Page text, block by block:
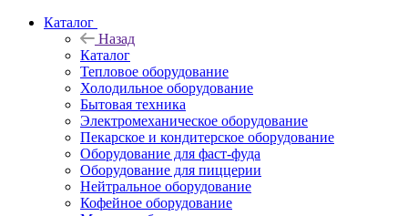
Каталог
Назад
Каталог
Тепловое оборудование
Холодильное оборудование
Бытовая техника
Электромеханическое оборудование
Пекарское и кондитерское оборудование
Оборудование для фаст-фуда
Оборудование для пиццерии
Нейтральное оборудование
Кофейное оборудование